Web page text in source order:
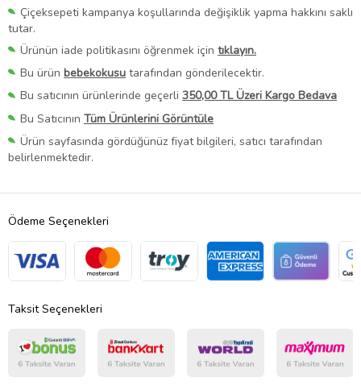
Çiçeksepeti kampanya koşullarında değişiklik yapma hakkını saklı
tutar.
Ürünün iade politikasını öğrenmek için tıklayın.
Bu ürün bebekokusu tarafından gönderilecektir.
Bu satıcının ürünlerinde geçerli 350,00 TL Üzeri Kargo Bedava
Bu Satıcının Tüm Ürünlerini Görüntüle
Ürün sayfasında gördüğünüz fiyat bilgileri, satıcı tarafından
belirlenmektedir.
Ödeme Seçenekleri
Taksit Seçenekleri